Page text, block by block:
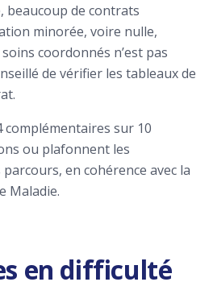
beaucoup de contrats
minorée, voire nulle,
coordonnés n’est pas
de vérifier les tableaux de
complémentaires sur 10
ou plafonnent les
en cohérence avec la
Maladie.
en difficulté